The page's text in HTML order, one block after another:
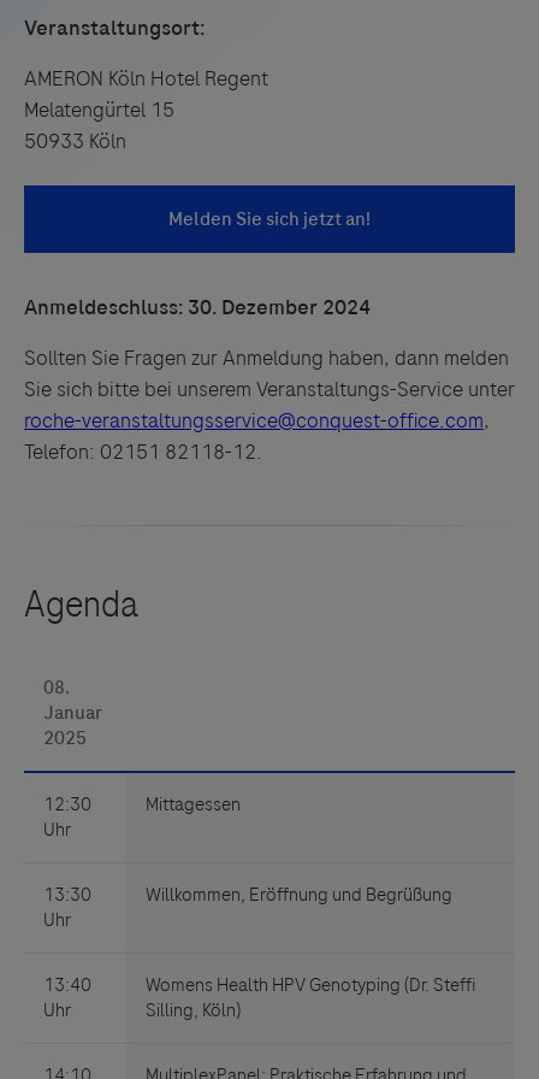
Veranstaltungsort:
AMERON Köln Hotel Regent
Melatengürtel 15
50933 Köln
Anmeldeschluss: 30. Dezember 2024
Sollten Sie Fragen zur Anmeldung haben, dann melden
Sie sich bitte bei unserem Veranstaltungs-Service unter
roche-veranstaltungsservice@conquest-office.com,
Telefon: 02151 82118-12.